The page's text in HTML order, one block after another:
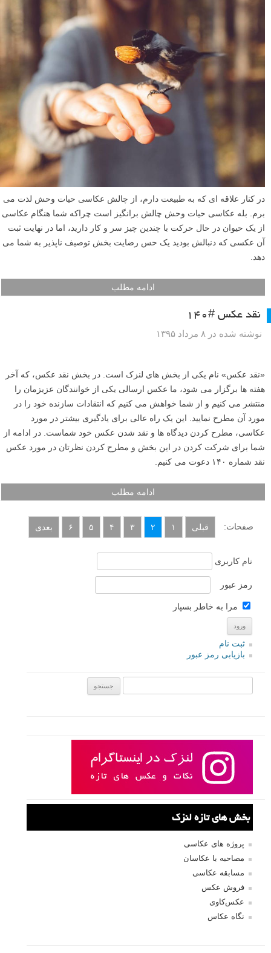
در کنار علاقه ای که به طبیعت دارم، از چالش عکاسی حیات وحش لذت می
برم. بله عکاسی حیات وحش چالش برانگیز است چراکه شما هنگام عکاسی
از یک حیوان در حال حرکت با چندین چیز سر و کار دارید، اما در نهایت ثبت
آن عکسی که دنبالش بودید یک حس رضایت بخش توصیف ناپذیر به شما می
دهد.
ادامه مطلب
نقد عکس #۱۴۰
نوشته شده در ۸ مرداد ۱۳۹۵
«نقد عکس» نام یکی از بخش های لنزک است. در بخش نقد عکس، که آخر
هفته ها برگزار می شود، ما عکس ارسالی یکی از خوانندگان عزیزمان را
منتشر می کنیم و از شما خواهش می کنیم که انتقادات سازنده خود را در
مورد آن مطرح نمایید. این یک راه عالی برای یادگیری بیشتر در مورد
عکاسی، مطرح کردن دیدگاه ها و نقد شدن عکس خود شماست. در ادامه از
شما برای شرکت کردن در این بخش و مطرح کردن نظرتان در مورد عکس
نقد شماره ۱۴۰ دعوت می کنیم.
ادامه مطلب
صفحات: قبلی ۱ ۲ ۳ ۴ ۵ ۶ بعدی
نام کاربری
رمز عبور
مرا به خاطر بسپار
ثبت نام
بازیابی رمز عبور
بخش های تازه لنزک
پروژه های عکاسی
مصاحبه با عکاسان
مسابقه عکاسی
فروش عکس
عکس‌کاوی
نگاه عکاس